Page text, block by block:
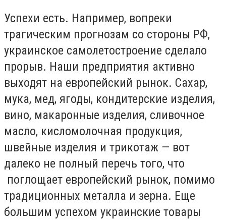
Успехи есть. Например, вопреки
трагическим прогнозам со стороны РФ,
украинское самолетостроение сделало
прорыв. Наши предприятия активно
выходят на европейский рынок. Сахар,
мука, мед, ягоды, кондитерские изделия,
вино, макаронные изделия, сливочное
масло, кисломолочная продукция,
швейные изделия и трикотаж — вот
далеко не полный перечь того, что
поглощает европейский рынок, помимо
традиционных металла и зерна. Еще
большим успехом украинские товары